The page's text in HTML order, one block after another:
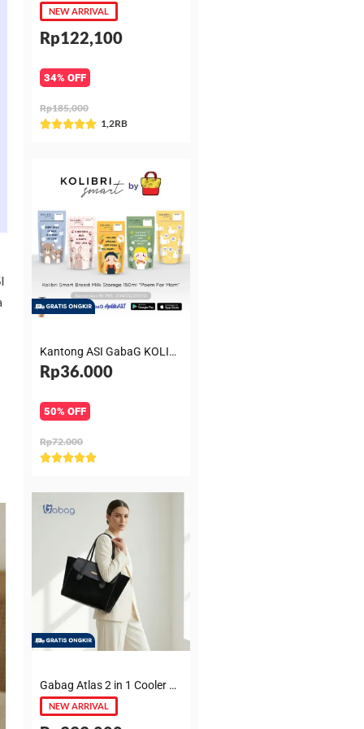
NEW ARRIVAL
Rp122,100
34% OFF
Rp185,000
Rated
of
1,2RB
Kantong ASI GabaG KOLIBRI KASIP 150 ml Poem for Mom
Rp36.000
50% OFF
Rp72.000
Rated
5
Gabag Atlas 2 in 1 Cooler & Diaper Bag Premium Suede – Tas bayi + Thermal pouch 20 Jam, Leakproof, Garansi 6 Bulan
NEW ARRIVAL